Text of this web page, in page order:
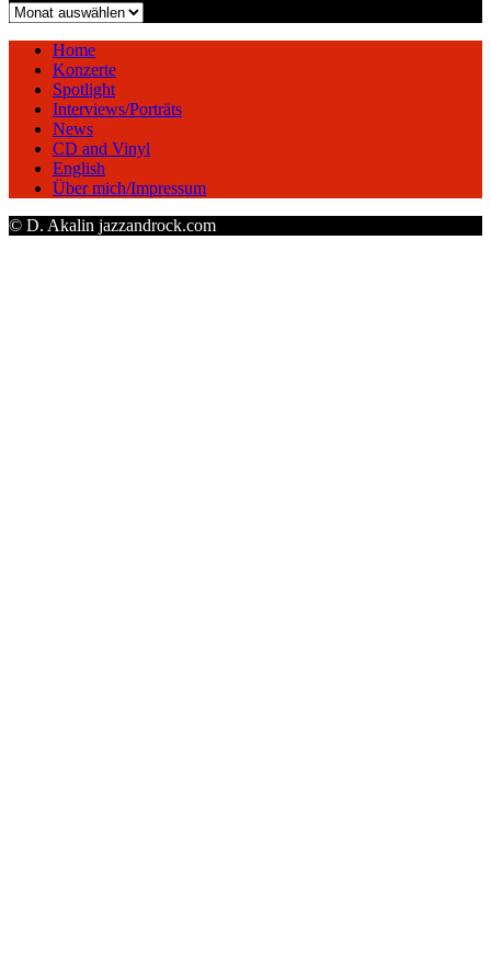
Archiv
Home
Konzerte
Spotlight
Interviews/Porträts
News
CD and Vinyl
English
Über mich/Impressum
© D. Akalin jazzandrock.com